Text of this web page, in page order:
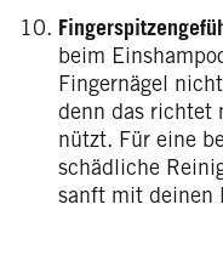
beim
Fingernägel
denn das richtet
nützt. Für eine
schädliche
sanft mit deinen